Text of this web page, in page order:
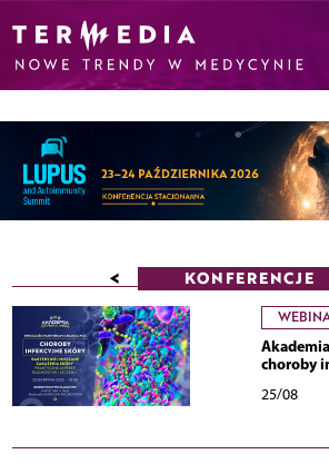
< KONFERENCJE
choroby
25/08